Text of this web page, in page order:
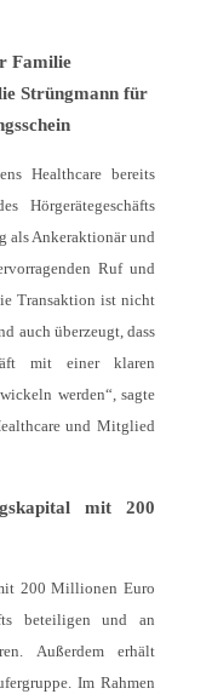
Familie
Strüngmann für
Healthcare bereits
Hörgerätegeschäfts
als Ankeraktionär und
Ruf und
Transaktion ist nicht
auch überzeugt, dass
mit einer klaren
werden“, sagte
und Mitglied
mit 200
200 Millionen Euro
beteiligen und an
Außerdem erhält
Im Rahmen